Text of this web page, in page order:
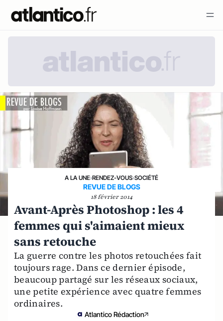
A LA UNE›RENDEZ-VOUS›SOCIÉTÉ
REVUE DE BLOGS
18 février 2014
Avant-Après Photoshop : les 4
femmes qui s'aimaient mieux
sans retouche
La guerre contre les photos retouchées fait
toujours rage. Dans ce dernier épisode,
beaucoup partagé sur les réseaux sociaux,
une petite expérience avec quatre femmes
ordinaires.
Atlantico Rédaction